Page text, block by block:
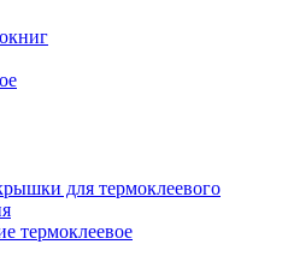
для термоклеевого
термоклеевое